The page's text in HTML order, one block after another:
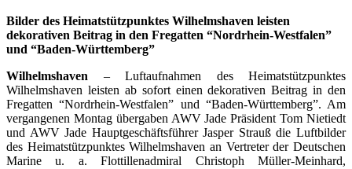
Bilder des Heimatstützpunktes Wilhelmshaven leisten
dekorativen Beitrag in den Fregatten “Nordrhein-Westfalen”
und “Baden-Württemberg”
Wilhelmshaven – Luftaufnahmen des Heimatstützpunktes
Wilhelmshaven leisten ab sofort einen dekorativen Beitrag in den
Fregatten “Nordrhein-Westfalen” und “Baden-Württemberg”. Am
vergangenen Montag übergaben AWV Jade Präsident Tom Nietiedt
und AWV Jade Hauptgeschäftsführer Jasper Strauß die Luftbilder
des Heimatstützpunktes Wilhelmshaven an Vertreter der Deutschen
Marine u. a. Flottillenadmiral Christoph Müller-Meinhard,